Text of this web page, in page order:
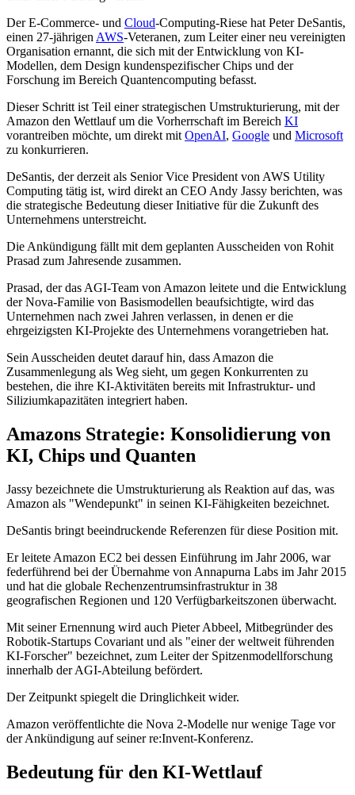
Der E-Commerce- und Cloud-Computing-Riese hat Peter DeSantis,
einen 27-jährigen AWS-Veteranen, zum Leiter einer neu vereinigten
Organisation ernannt, die sich mit der Entwicklung von KI-
Modellen, dem Design kundenspezifischer Chips und der
Forschung im Bereich Quantencomputing befasst.
Dieser Schritt ist Teil einer strategischen Umstrukturierung, mit der
Amazon den Wettlauf um die Vorherrschaft im Bereich KI
vorantreiben möchte, um direkt mit OpenAI, Google und Microsoft
zu konkurrieren.
DeSantis, der derzeit als Senior Vice President von AWS Utility
Computing tätig ist, wird direkt an CEO Andy Jassy berichten, was
die strategische Bedeutung dieser Initiative für die Zukunft des
Unternehmens unterstreicht.
Die Ankündigung fällt mit dem geplanten Ausscheiden von Rohit
Prasad zum Jahresende zusammen.
Prasad, der das AGI-Team von Amazon leitete und die Entwicklung
der Nova-Familie von Basismodellen beaufsichtigte, wird das
Unternehmen nach zwei Jahren verlassen, in denen er die
ehrgeizigsten KI-Projekte des Unternehmens vorangetrieben hat.
Sein Ausscheiden deutet darauf hin, dass Amazon die
Zusammenlegung als Weg sieht, um gegen Konkurrenten zu
bestehen, die ihre KI-Aktivitäten bereits mit Infrastruktur- und
Siliziumkapazitäten integriert haben.
Amazons Strategie: Konsolidierung von
KI, Chips und Quanten
Jassy bezeichnete die Umstrukturierung als Reaktion auf das, was
Amazon als "Wendepunkt" in seinen KI-Fähigkeiten bezeichnet.
DeSantis bringt beeindruckende Referenzen für diese Position mit.
Er leitete Amazon EC2 bei dessen Einführung im Jahr 2006, war
federführend bei der Übernahme von Annapurna Labs im Jahr 2015
und hat die globale Rechenzentrumsinfrastruktur in 38
geografischen Regionen und 120 Verfügbarkeitszonen überwacht.
Mit seiner Ernennung wird auch Pieter Abbeel, Mitbegründer des
Robotik-Startups Covariant und als "einer der weltweit führenden
KI-Forscher" bezeichnet, zum Leiter der Spitzenmodellforschung
innerhalb der AGI-Abteilung befördert.
Der Zeitpunkt spiegelt die Dringlichkeit wider.
Amazon veröffentlichte die Nova 2-Modelle nur wenige Tage vor
der Ankündigung auf seiner re:Invent-Konferenz.
Bedeutung für den KI-Wettlauf